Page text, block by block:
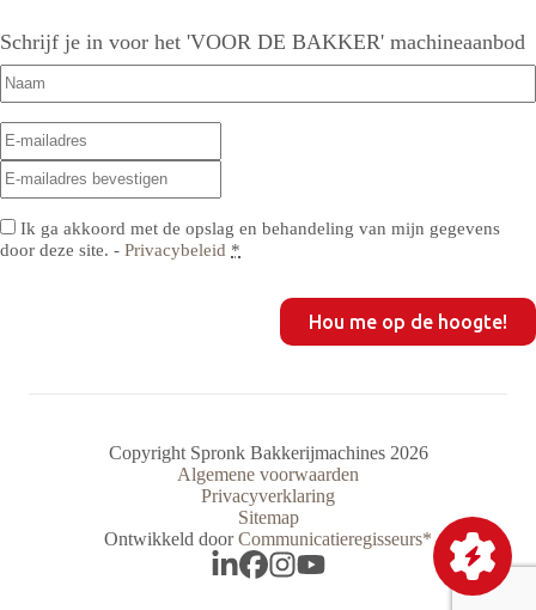
Schrijf je in voor het 'VOOR DE BAKKER' machineaanbod
Naam
E-
mailadres(Vereist)
Privacy(Vereist)
Ik ga akkoord met de opslag en behandeling van mijn gegevens
door deze site. - Privacybeleid *
Copyright Spronk Bakkerijmachines 2026
Algemene voorwaarden
Privacyverklaring
Sitemap
Ontwikkeld doorCommunicatieregisseurs*